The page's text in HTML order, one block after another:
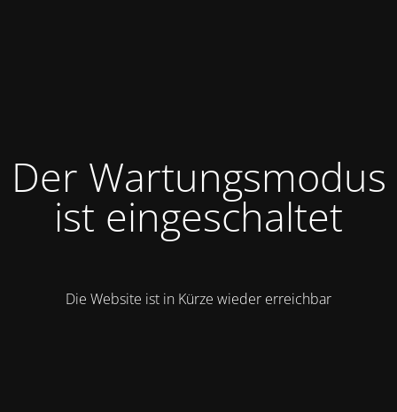
Der Wartungsmodus
ist eingeschaltet
Die Website ist in Kürze wieder erreichbar